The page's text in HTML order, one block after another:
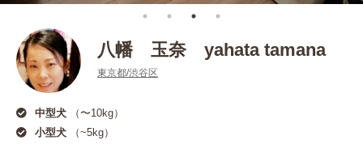
八幡 玉奈 yahata tamana
東京都/渋谷区
中型犬
（〜10kg）
小型犬
（~5kg）